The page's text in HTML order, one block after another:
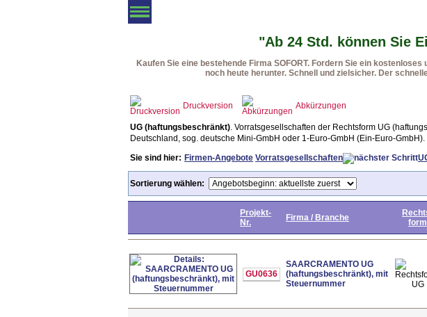
Vorratsgesellschaften Firmenmäntel Beteiligungen
"Ab 24 Std. können Sie
Kaufen Sie eine bestehende Firma SOFORT. Fordern Sie ein
noch heute herunter. Schnell und zielsicher. Der
Druckversion Abkürzungen
UG (haftungsbeschränkt). Vorratsgesellschaften der Rechtsform UG
Deutschland, sog. deutsche Mini-GmbH oder 1-Euro-GmbH (Ein-Euro-GmbH).
Sie sind hier: Firmen-Angebote Vorratsgesellschaften
Sortierung wählen:
Projekt-
Nr.
Firma / Branche
form
GU0636
SAARCRAMENTO UG
(haftungsbeschränkt), mit
Steuernummer
UG